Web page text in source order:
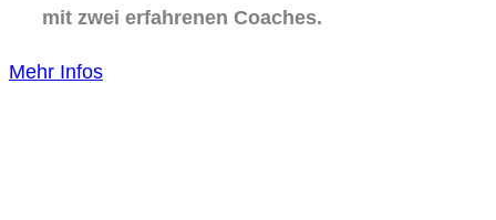
mit zwei erfahrenen Coaches.
Mehr Infos